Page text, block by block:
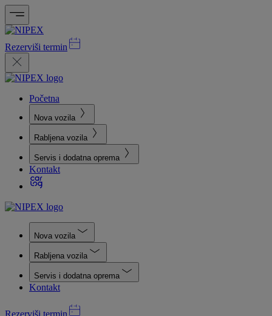
Rezerviši termin
Početna
Nova vozila
Rabljena vozila
Servis i dodatna oprema
Kontakt
Nova vozila
Rabljena vozila
Servis i dodatna oprema
Kontakt
Rezerviši termin